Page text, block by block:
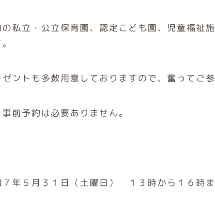
私立・公立保育園、認定こども園、児童福祉
ントも多数用意しておりますので、奮ってご
前予約は必要ありません。
７年５月３１日（土曜日） １３時から１６時